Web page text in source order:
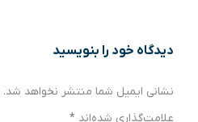
دیدگاه‌ خود را بنویسید
نشانی ایمیل شما منتشر نخواهد شد.
علامت‌گذاری شده‌اند *